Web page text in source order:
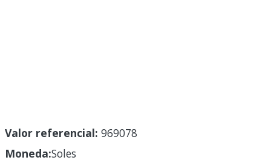
Valor referencial: 969078
Moneda:Soles